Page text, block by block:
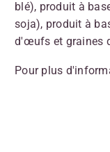
blé), produit à
soja), produit à
d'œufs et graines
Pour plus